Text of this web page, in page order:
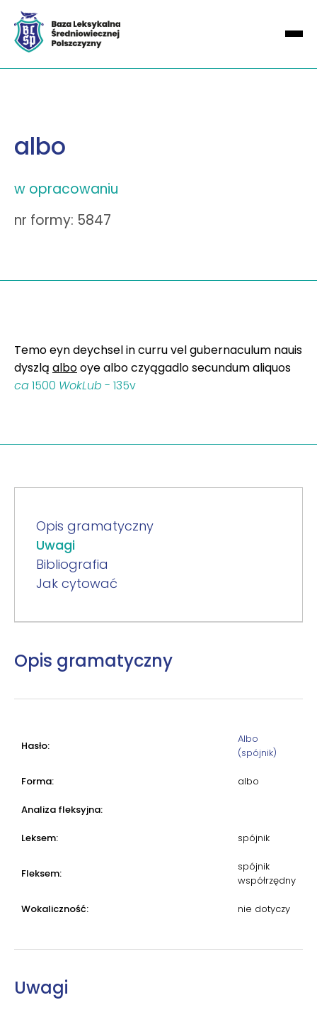
albo
w opracowaniu
nr formy: 5847
Temo eyn deychsel in curru vel gubernaculum nauis
dyszlą albooye albo czyągadlo secundum aliquos
ca1500 WokLub - 135v
Opis gramatyczny
Uwagi
Bibliografia
Jak cytować
Opis gramatyczny
Hasło:
Albo
(spójnik)
Forma: albo
Analiza fleksyjna:
Leksem: spójnik
Fleksem:
spójnik
współrzędny
Wokaliczność: nie dotyczy
Uwagi